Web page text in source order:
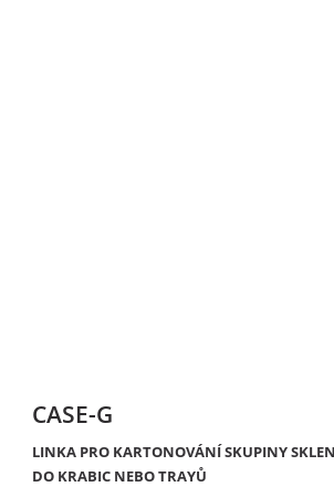
CASE-G
LINKA PRO KARTONOVÁNÍ SKUPINY
DO KRABIC NEBO TRAYŮ